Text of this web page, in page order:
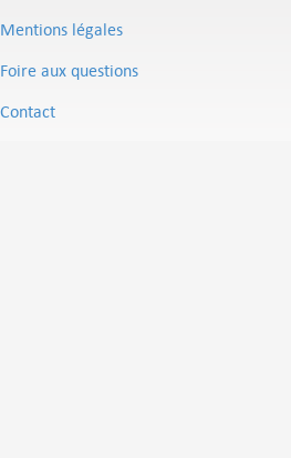
Mentions légales
Foire aux questions
Contact